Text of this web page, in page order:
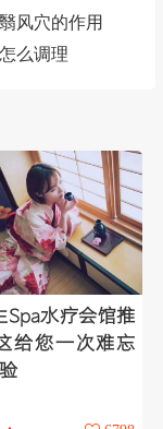
风穴的作用
么调理
Spa水疗会馆推
给您一次难忘